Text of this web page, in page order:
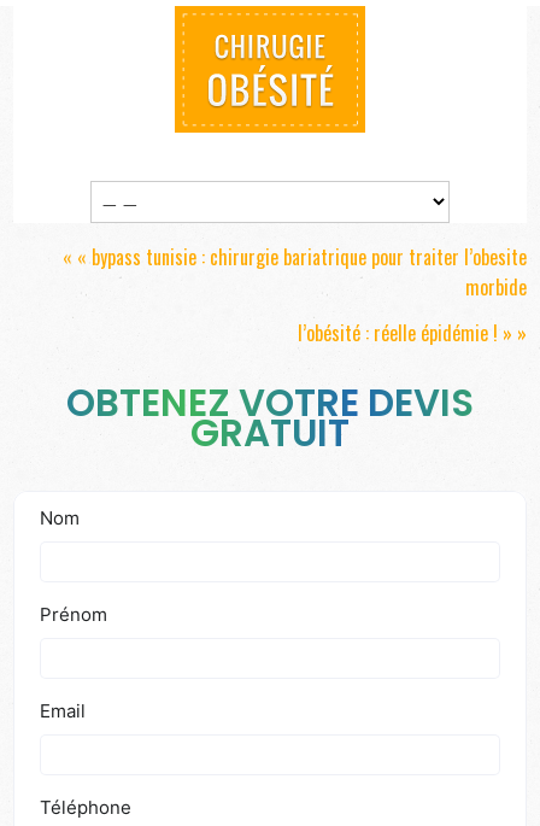
« « bypass tunisie : chirurgie bariatrique pour traiter l’obesite
morbide
l’obésité : réelle épidémie ! » »
OBTENEZ VOTRE DEVIS
GRATUIT